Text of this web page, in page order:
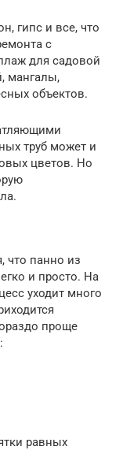
гипс и все, что
с
для садовой
мангалы,
объектов.
труб может и
цветов. Но
что панно из
и просто. На
уходит много
проще
равных